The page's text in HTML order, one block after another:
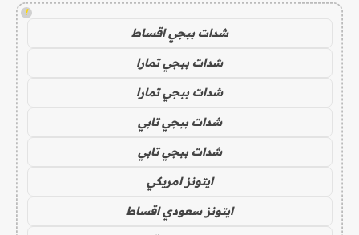
!
شدات ببجي اقساط
شدات ببجي تمارا
شدات ببجي تمارا
شدات ببجي تابي
شدات ببجي تابي
ايتونز امريكي
ايتونز سعودي اقساط